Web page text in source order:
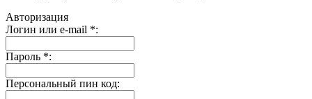
Авторизация
Логин или e-mail *:
Пароль *:
Персональный пин код: